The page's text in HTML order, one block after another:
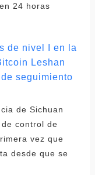
24 horas
de nivel I en la
Leshan
seguimiento
de Sichuan
control de
vez que
desde que se